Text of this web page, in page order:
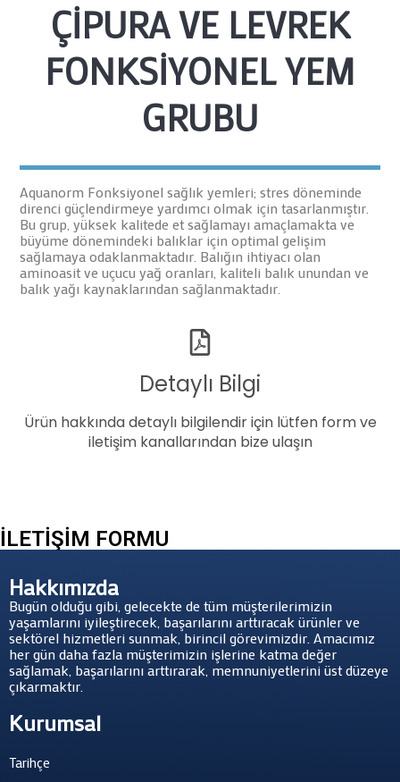
ÇİPURAVE LEVREK
FONKSİYONELYEM
GRUBU
Aquanorm Fonksiyonel sağlık yemleri; stres döneminde
direnci güçlendirmeye yardımcı olmak için tasarlanmıştır.
Bu grup, yüksek kalitede et sağlamayı amaçlamakta ve
büyüme dönemindeki balıklar için optimal gelişim
sağlamaya odaklanmaktadır. Balığın ihtiyacı olan
aminoasit ve uçucu yağ oranları, kaliteli balık unundan ve
balık yağı kaynaklarından sağlanmaktadır.
Detaylı Bilgi
Ürün hakkında detaylı bilgilendir için lütfen form ve
iletişim kanallarından bize ulaşın
İLETİŞİM FORMU
Hakkımızda
Bugün olduğu gibi, gelecekte de tüm müşterilerimizin
yaşamlarını iyileştirecek, başarılarını arttıracak ürünler ve
sektörel hizmetleri sunmak, birincil görevimizdir. Amacımız
her gün daha fazla müşterimizin işlerine katma değer
sağlamak, başarılarını arttırarak, memnuniyetlerini üst düzeye
çıkarmaktır.
Kurumsal
Tarihçe